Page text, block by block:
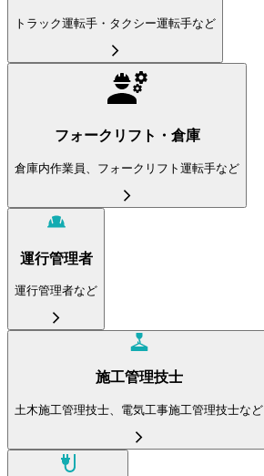
トラック運転手・タクシー運転手など
フォークリフト・倉庫
倉庫内作業員、フォークリフト運転手など
運行管理者
運行管理者など
施工管理技士
土木施工管理技士、電気工事施工管理技士など